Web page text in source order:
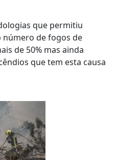
que permitiu
número de fogos de
de 50% mas ainda
que tem esta causa